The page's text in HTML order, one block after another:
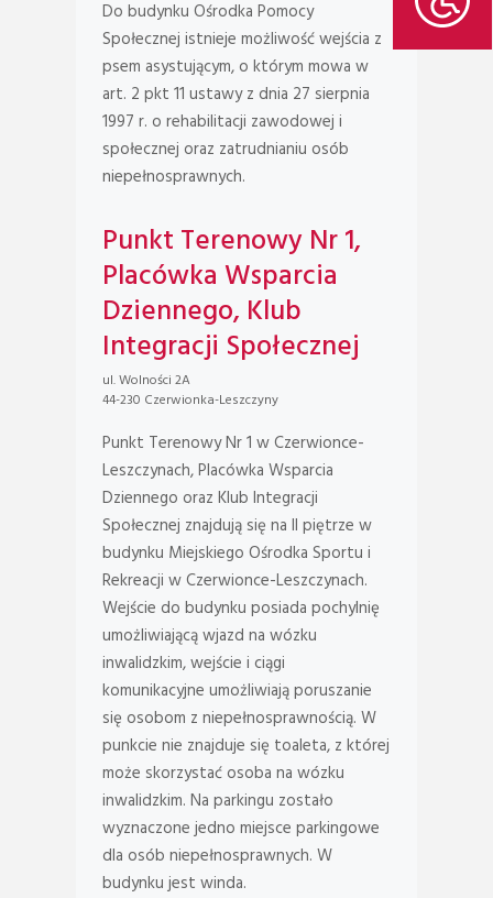
Do budynku Ośrodka Pomocy
Społecznej istnieje możliwość wejścia z
psem asystującym, o którym mowa w
art. 2 pkt 11 ustawy z dnia 27 sierpnia
1997 r. o rehabilitacji zawodowej i
społecznej oraz zatrudnianiu osób
niepełnosprawnych.
Punkt Terenowy Nr 1,
Placówka Wsparcia
Dziennego, Klub
Integracji Społecznej
ul. Wolności 2A
44-230 Czerwionka-Leszczyny
Punkt Terenowy Nr 1 w Czerwionce-
Leszczynach, Placówka Wsparcia
Dziennego oraz Klub Integracji
Społecznej znajdują się na II piętrze w
budynku Miejskiego Ośrodka Sportu i
Rekreacji w Czerwionce-Leszczynach.
Wejście do budynku posiada pochylnię
umożliwiającą wjazd na wózku
inwalidzkim, wejście i ciągi
komunikacyjne umożliwiają poruszanie
się osobom z niepełnosprawnością. W
punkcie nie znajduje się toaleta, z której
może skorzystać osoba na wózku
inwalidzkim. Na parkingu zostało
wyznaczone jedno miejsce parkingowe
dla osób niepełnosprawnych. W
budynku jest winda.